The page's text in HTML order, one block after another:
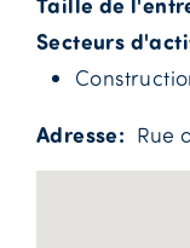
Secteurs
Adresse Rue